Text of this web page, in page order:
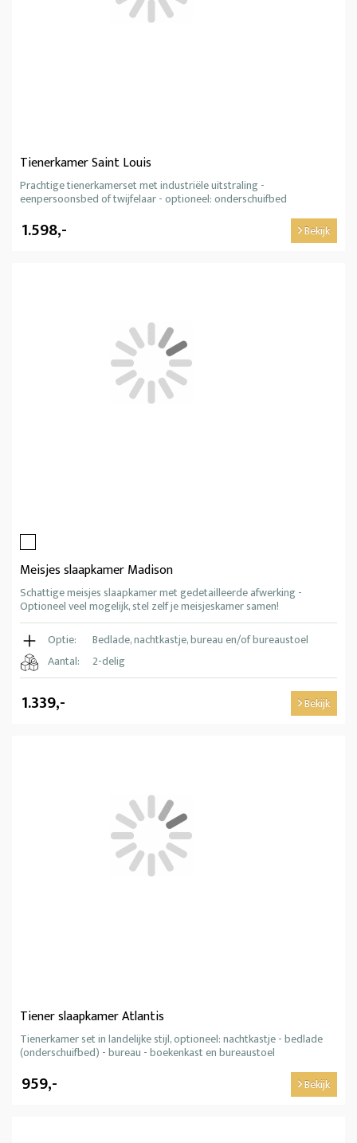
Tienerkamer Saint Louis
Prachtige tienerkamerset met industriële uitstraling -
eenpersoonsbed of twijfelaar - optioneel: onderschuifbed
1.598,- Bekijk
Meisjes slaapkamer Madison
Schattige meisjes slaapkamer met gedetailleerde afwerking -
Optioneel veel mogelijk, stel zelf je meisjeskamer samen!
Optie:
Bedlade, nachtkastje, bureau en/of bureaustoel
Aantal:
2-delig
1.339,- Bekijk
Tiener slaapkamer Atlantis
Tienerkamer set in landelijke stijl, optioneel: nachtkastje - bedlade
(onderschuifbed) - bureau - boekenkast en bureaustoel
959,- Bekijk